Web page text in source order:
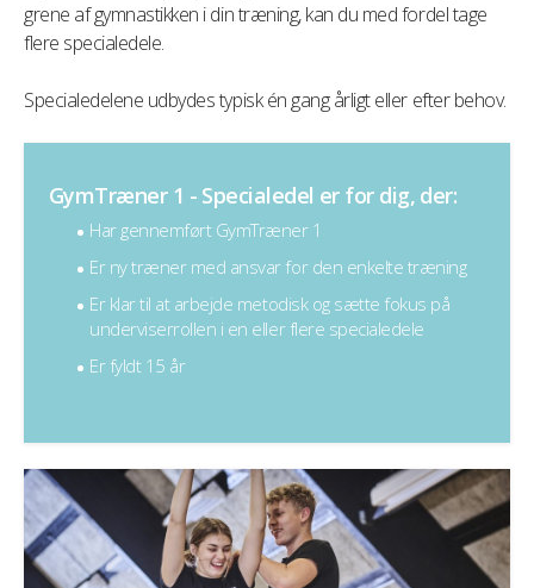
grene af gymnastikken i din træning, kan du med fordel tage
flere specialedele.
Specialedelene udbydes typisk én gang årligt eller efter behov.
GymTræner 1 - Specialedel er for dig, der:
Har gennemført GymTræner 1
Er ny træner med ansvar for den enkelte træning
Er klar til at arbejde metodisk og sætte fokus på
underviserrollen i en eller flere specialedele
Er fyldt 15 år